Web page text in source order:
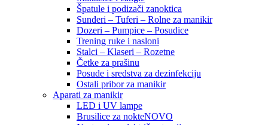
Špatule i podizači zanoktica
Sunđeri – Tuferi – Rolne za manikir
Dozeri – Pumpice – Posudice
Trening ruke i nasloni
Stalci – Klaseri – Rozetne
Četke za prašinu
Posude i sredstva za dezinfekciju
Ostali pribor za manikir
Aparati za manikir
LED i UV lampe
Brusilice za nokteNOVO